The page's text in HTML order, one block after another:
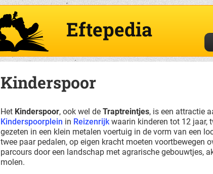
Eftepedia
Kinderspoor
Het Kinderspoor, ook wel de Traptreintjes, is een attractie
Kinderspoorplein in Reizenrijkwaarin kinderen tot 12 jaar,
gezeten in een klein metalen voertuig in de vorm van een
twee paar pedalen, op eigen kracht moeten voortbewegen
parcours door een landschap met agrarische gebouwtjes,
molen.